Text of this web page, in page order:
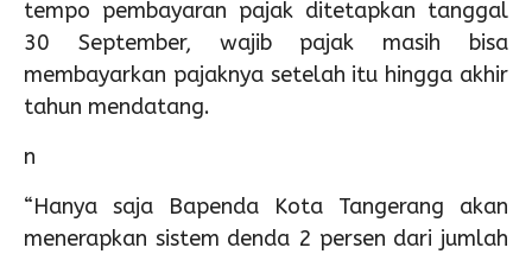
tempo pembayaran pajak ditetapkan tanggal
30 September, wajib pajak masih bisa
membayarkan pajaknya setelah itu hingga akhir
tahun mendatang.
n
“Hanya saja Bapenda Kota Tangerang akan
menerapkan sistem denda 2 persen dari jumlah